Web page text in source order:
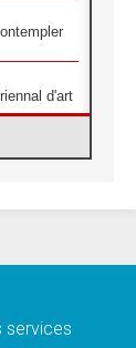
d'art
religieuses
services